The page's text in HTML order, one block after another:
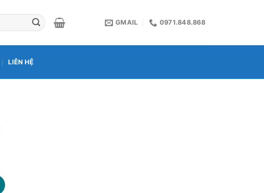
GMAIL 0971.848.868
LIÊN HỆ